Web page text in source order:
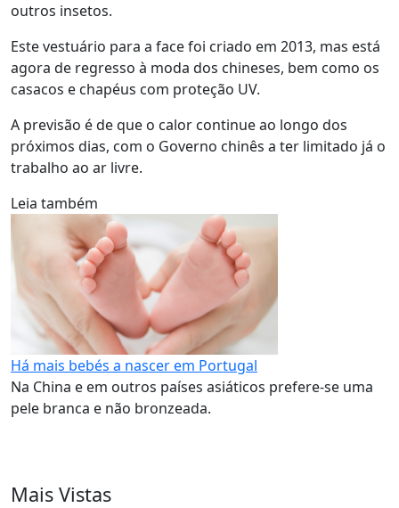
outros insetos.
Este vestuário para a face foi criado em 2013, mas está
agora de regresso à moda dos chineses, bem como os
casacos e chapéus com proteção UV.
A previsão é de que o calor continue ao longo dos
próximos dias, com o Governo chinês a ter limitado já o
trabalho ao ar livre.
Leia também
Há mais bebés a nascer em Portugal
Na China e em outros países asiáticos prefere-se uma
pele branca e não bronzeada.
Mais Vistas